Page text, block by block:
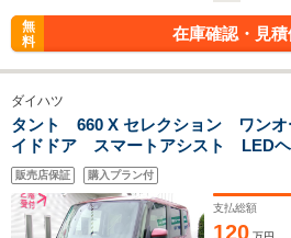
無
料
在庫確認・見積
ダイハツ
タント 660 X セレクション ワンオ
イドドア スマートアシスト LEDヘ
シートヒーター サイドカーテンエア
販売店保証 購入プラン付
支払総額
120